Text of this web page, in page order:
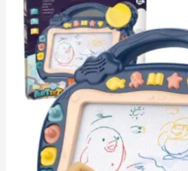
priset
var:
679 kr.
priset
är:
479 kr.